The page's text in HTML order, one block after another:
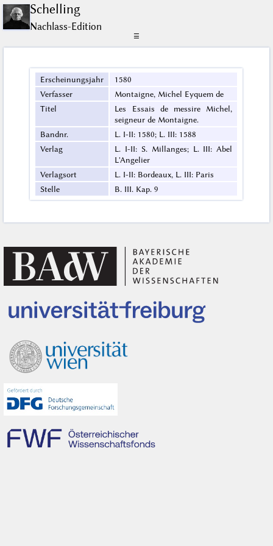
Schelling
Nachlass-Edition
☰
Erscheinungsjahr
1580
Verfasser
Montaigne, Michel Eyquem de
Titel
Les Essais de messire Michel,
seigneur de Montaigne.
Bandnr.
L. I-II: 1580; L. III: 1588
Verlag
L. I-II: S. Millanges; L. III: Abel
L'Angelier
Verlagsort
L. I-II: Bordeaux, L. III: Paris
Stelle
B. III. Kap. 9